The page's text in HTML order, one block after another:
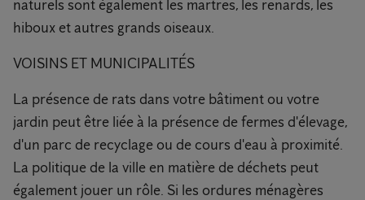
naturels sont également les martres, les renards, les
hiboux et autres grands oiseaux.
VOISINS ET MUNICIPALITÉS
La présence de rats dans votre bâtiment ou votre
jardin peut être liée à la présence de fermes d'élevage,
d'un parc de recyclage ou de cours d'eau à proximité.
La politique de la ville en matière de déchets peut
également jouer un rôle. Si les ordures ménagères